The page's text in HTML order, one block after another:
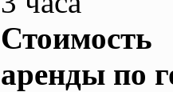
Стоимость
аренды по